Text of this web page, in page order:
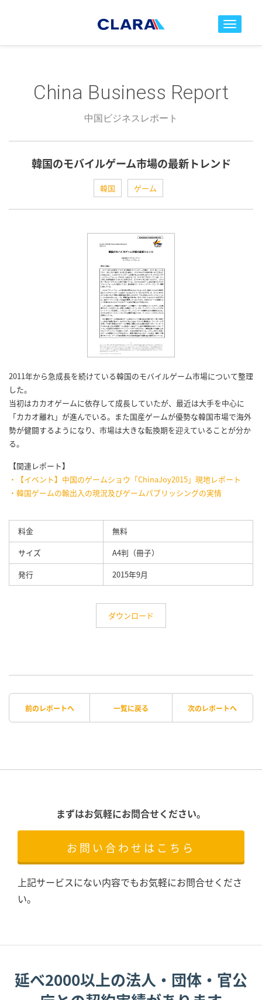
toggle
China Business Report
中国ビジネスレポート
韓国のモバイルゲーム市場の最新トレンド
韓国 ゲーム
2011年から急成長を続けている韓国のモバイルゲーム市場について整理
した。
当初はカカオゲームに依存して成長していたが、最近は大手を中心に
「カカオ離れ」が進んでいる。また国産ゲームが優勢な韓国市場で海外
勢が健闘するようになり、市場は大きな転換期を迎えていることが分か
る。
【関連レポート】
・【イベント】中国のゲームショウ「ChinaJoy2015」現地レポート
・韓国ゲームの輸出入の現況及びゲームパブリッシングの実情
料金
無料
サイズ
A4判（冊子）
発行
2015年9月
ダウンロード
前のレポートへ 一覧に戻る 次のレポートへ
まずはお気軽にお問合せください。
お問い合わせはこちら
上記サービスにない内容でもお気軽にお問合せくださ
い。
延べ2000以上の法人・団体・官公